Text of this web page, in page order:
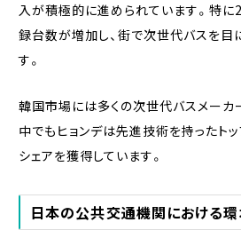
入が積極的に進められています。特に
録台数が増加し、街で次世代バスを目
す。
韓国市場には多くの次世代バスメーカ
中でもヒョンデは先進技術を持ったト
シェアを獲得しています。
日本の公共交通機関における